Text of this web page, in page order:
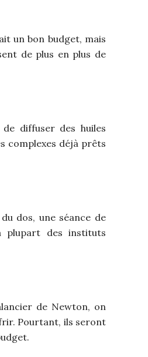
un bon budget, mais
de plus en plus de
diffuser des huiles
complexes déjà prêts
dos, une séance de
plupart des instituts
de Newton, on
Pourtant, ils seront